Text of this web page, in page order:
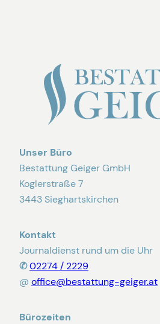
Unser Büro
Bestattung Geiger GmbH
Koglerstraße 7
3443 Sieghartskirchen
Kontakt
Journaldienst rund um die Uhr
✆02274 / 2229
@ office@bestattung-geiger.at
Bürozeiten